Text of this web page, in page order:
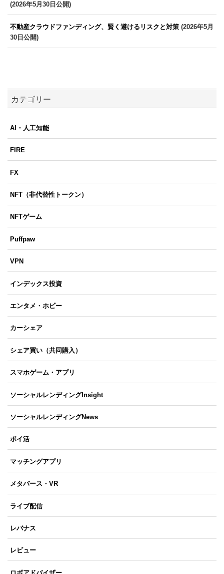
(2026年5月30日公開)
不動産クラウドファンディング、賢く避けるリスクと対策 (2026年5月
30日公開)
カテゴリー
AI・人工知能
FIRE
FX
NFT（非代替性トークン）
NFTゲーム
Puffpaw
VPN
インデックス投資
エンタメ・ホビー
カーシェア
シェア買い（共同購入）
スマホゲーム・アプリ
ソーシャルレンディングInsight
ソーシャルレンディングNews
ポイ活
マッチングアプリ
メタバース・VR
ライブ配信
レバナス
レビュー